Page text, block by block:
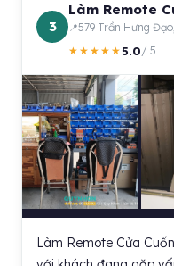
3
Làm Remote
579 Trần Hưng
★★★★★5.0/ 5
Làm Remote Cửa